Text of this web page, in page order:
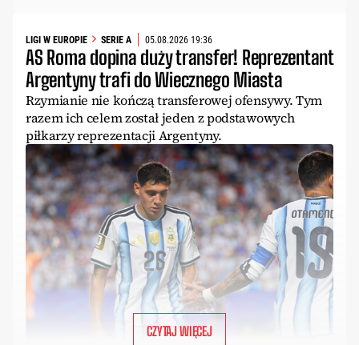
LIGI W EUROPIE SERIE A 05.08.2026 19:36
AS Roma dopina duży transfer! Reprezentant
Argentyny trafi do Wiecznego Miasta
Rzymianie nie kończą transferowej ofensywy. Tym
razem ich celem został jeden z podstawowych
piłkarzy reprezentacji Argentyny.
CZYTAJ WIĘCEJ